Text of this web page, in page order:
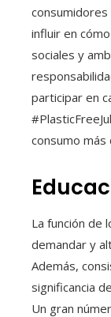
influir en
sociales y
participar en
consumo más
La función de
demandar y
Además,
significancia
Un gran